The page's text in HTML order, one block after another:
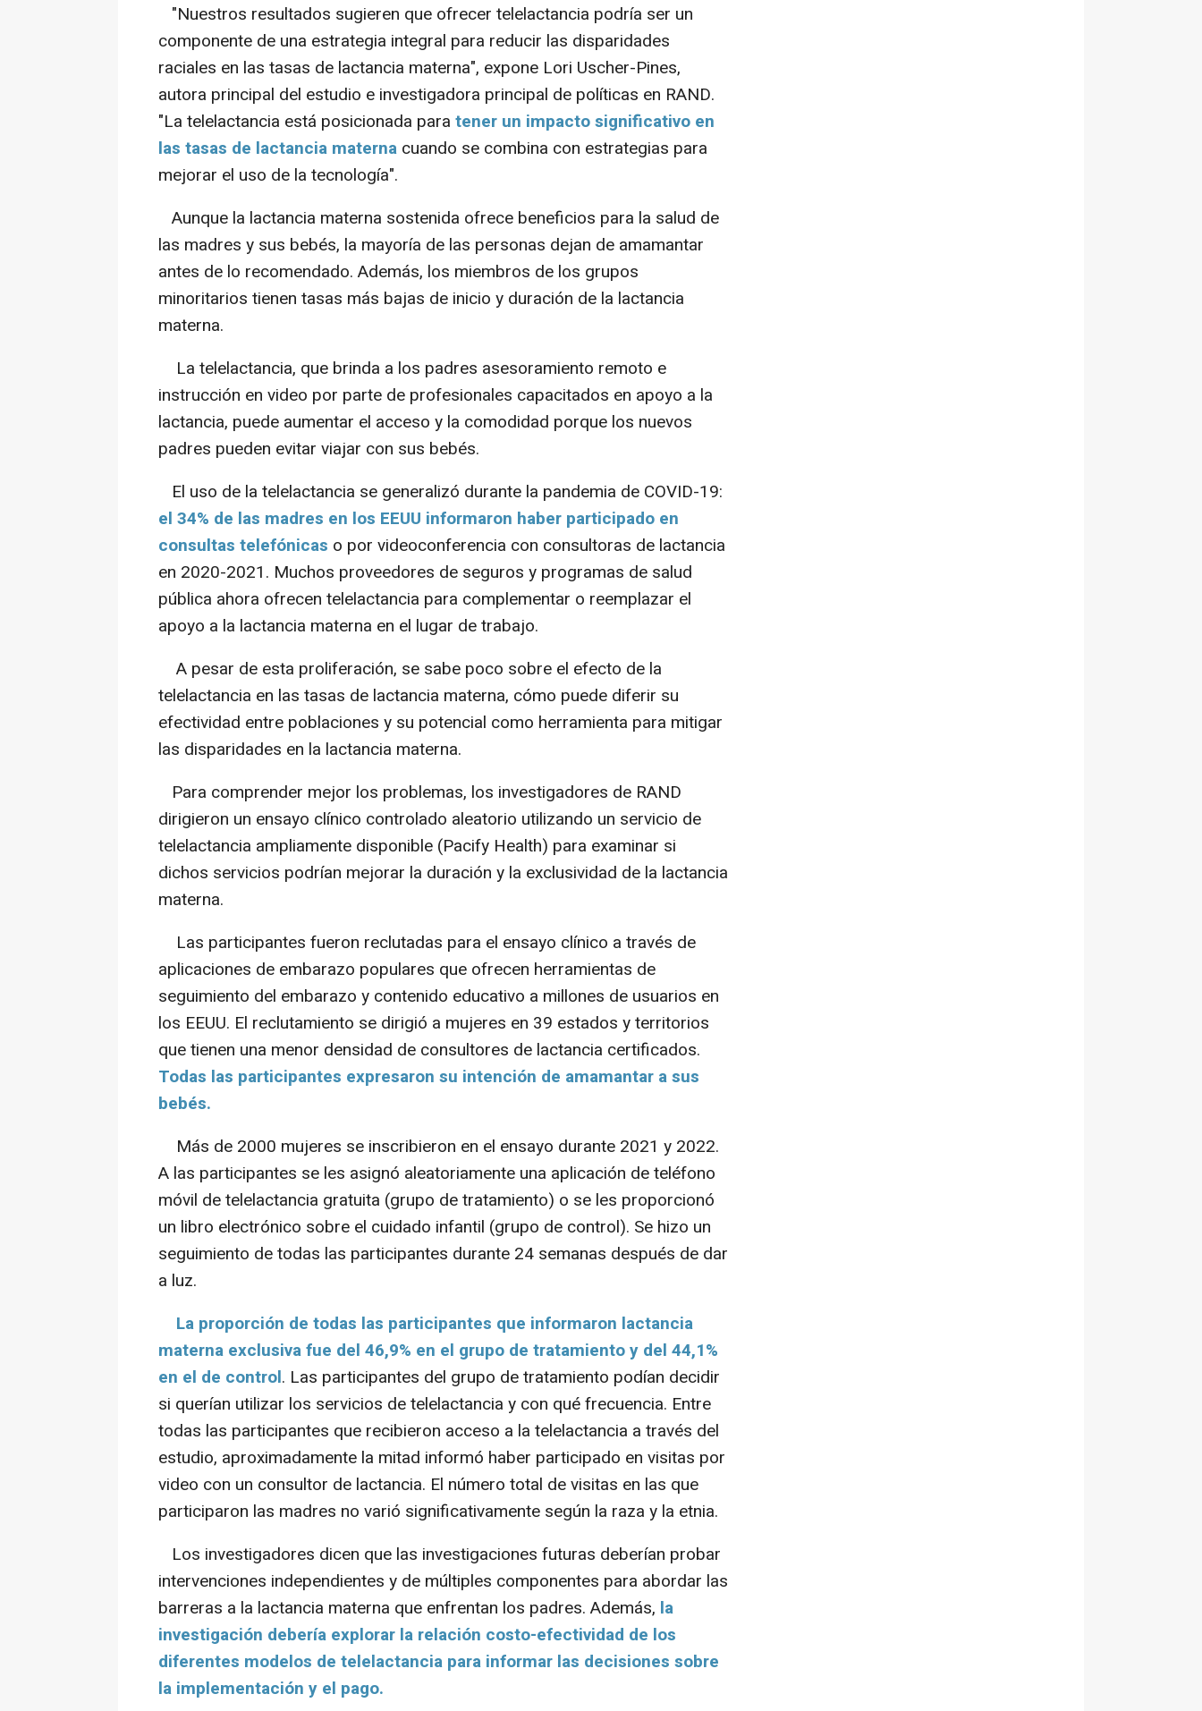
"Nuestros resultados sugieren que ofrecer telelactancia podría ser un
componente de una estrategia integral para reducir las disparidades
raciales en las tasas de lactancia materna", expone Lori Uscher-Pines,
autora principal del estudio e investigadora principal de políticas en RAND.
"La telelactancia está posicionada para tener un impacto significativo en
las tasas de lactancia materna cuando se combina con estrategias para
mejorar el uso de la tecnología".
Aunque la lactancia materna sostenida ofrece beneficios para la salud de
las madres y sus bebés, la mayoría de las personas dejan de amamantar
antes de lo recomendado. Además, los miembros de los grupos
minoritarios tienen tasas más bajas de inicio y duración de la lactancia
materna.
La telelactancia, que brinda a los padres asesoramiento remoto e
instrucción en video por parte de profesionales capacitados en apoyo a la
lactancia, puede aumentar el acceso y la comodidad porque los nuevos
padres pueden evitar viajar con sus bebés.
El uso de la telelactancia se generalizó durante la pandemia de COVID-19:
el 34% de las madres en los EEUU informaron haber participado en
consultas telefónicas o por videoconferencia con consultoras de lactancia
en 2020-2021. Muchos proveedores de seguros y programas de salud
pública ahora ofrecen telelactancia para complementar o reemplazar el
apoyo a la lactancia materna en el lugar de trabajo.
A pesar de esta proliferación, se sabe poco sobre el efecto de la
telelactancia en las tasas de lactancia materna, cómo puede diferir su
efectividad entre poblaciones y su potencial como herramienta para mitigar
las disparidades en la lactancia materna.
Para comprender mejor los problemas, los investigadores de RAND
dirigieron un ensayo clínico controlado aleatorio utilizando un servicio de
telelactancia ampliamente disponible (Pacify Health) para examinar si
dichos servicios podrían mejorar la duración y la exclusividad de la lactancia
materna.
Las participantes fueron reclutadas para el ensayo clínico a través de
aplicaciones de embarazo populares que ofrecen herramientas de
seguimiento del embarazo y contenido educativo a millones de usuarios en
los EEUU. El reclutamiento se dirigió a mujeres en 39 estados y territorios
que tienen una menor densidad de consultores de lactancia certificados.
Todas las participantes expresaron su intención de amamantar a sus
bebés.
Más de 2000 mujeres se inscribieron en el ensayo durante 2021 y 2022.
A las participantes se les asignó aleatoriamente una aplicación de teléfono
móvil de telelactancia gratuita (grupo de tratamiento) o se les proporcionó
un libro electrónico sobre el cuidado infantil (grupo de control). Se hizo un
seguimiento de todas las participantes durante 24 semanas después de dar
a luz.
La proporción de todas las participantes que informaron lactancia
materna exclusiva fue del 46,9% en el grupo de tratamiento y del 44,1%
en el de control. Las participantes del grupo de tratamiento podían decidir
si querían utilizar los servicios de telelactancia y con qué frecuencia. Entre
todas las participantes que recibieron acceso a la telelactancia a través del
estudio, aproximadamente la mitad informó haber participado en visitas por
video con un consultor de lactancia. El número total de visitas en las que
participaron las madres no varió significativamente según la raza y la etnia.
Los investigadores dicen que las investigaciones futuras deberían probar
intervenciones independientes y de múltiples componentes para abordar las
barreras a la lactancia materna que enfrentan los padres. Además, la
investigación debería explorar la relación costo-efectividad de los
diferentes modelos de telelactancia para informar las decisiones sobre
la implementación y el pago.